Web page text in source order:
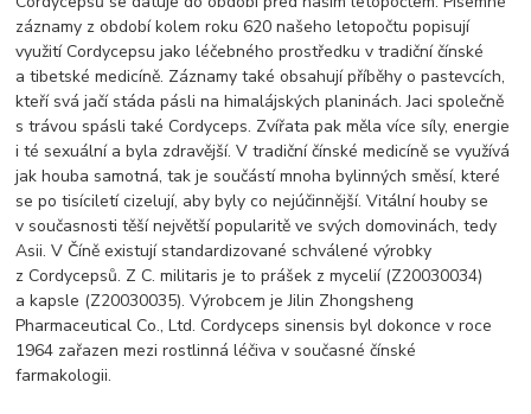
záznamy z období kolem roku 620 našeho letopočtu popisují
využití Cordycepsu jako léčebného prostředku v tradiční čínské
a tibetské medicíně. Záznamy také obsahují příběhy o pastevcích,
kteří svá jačí stáda pásli na himalájských planinách. Jaci společně
s trávou spásli také Cordyceps. Zvířata pak měla více síly, energie
i té sexuální a byla zdravější. V tradiční čínské medicíně se využívá
jak houba samotná, tak je součástí mnoha bylinných směsí, které
se po tisíciletí cizelují, aby byly co nejúčinnější. Vitální houby se
v současnosti těší největší popularitě ve svých domovinách, tedy
Asii. V Číně existují standardizované schválené výrobky
z Cordycepsů. Z C. militaris je to prášek z mycelií (Z20030034)
a kapsle (Z20030035). Výrobcem je Jilin Zhongsheng
Pharmaceutical Co., Ltd. Cordyceps sinensis byl dokonce v roce
1964 zařazen mezi rostlinná léčiva v současné čínské
farmakologii.